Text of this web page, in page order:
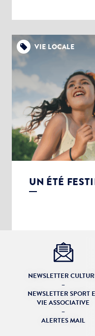
VIE LOCALE
UN ÉTÉ
NEWSLETTER
–
NEWSLETTER SPORT
VIE ASSOCIATIVE
–
ALERTES MAIL